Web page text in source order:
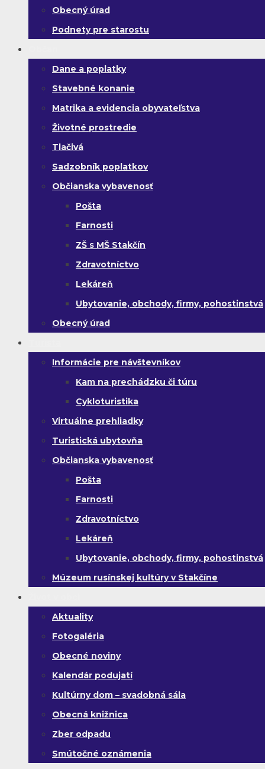
Obecný úrad
Podnety pre starostu
Dane a poplatky
Stavebné konanie
Matrika a evidencia obyvateľstva
Životné prostredie
Tlačivá
Sadzobník poplatkov
Občianska vybavenosť
Pošta
Farnosti
ZŠ s MŠ Stakčín
Zdravotníctvo
Lekáreň
Ubytovanie, obchody, firmy, pohostinstvá
Obecný úrad
Informácie pre návštevníkov
Kam na prechádzku či túru
Cykloturistika
Virtuálne prehliadky
Turistická ubytovňa
Občianska vybavenosť
Pošta
Farnosti
Zdravotníctvo
Lekáreň
Ubytovanie, obchody, firmy, pohostinstvá
Múzeum rusínskej kultúry v Stakčíne
Aktuality
Fotogaléria
Obecné noviny
Kalendár podujatí
Kultúrny dom – svadobná sála
Obecná knižnica
Zber odpadu
Smútočné oznámenia